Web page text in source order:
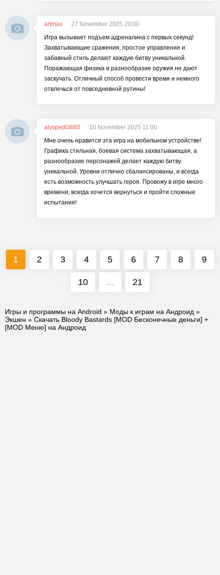
artmax
27 November 2025 20:00
Игра вызывает подъем адреналина с первых секунд!
Захватывающие сражения, простое управление и
забавный стиль делают каждую битву уникальной.
Поражающая физика и разнообразие оружия не дают
заскучать. Отличный способ провести время и немного
отвлечься от повседневной рутины!
alyspedt3665
10 November 2025 11:00
Мне очень нравится эта игра на мобильном устройстве!
Графика стильная, боевая система захватывающая, а
разнообразие персонажей делает каждую битву
уникальной. Уровни отлично сбалансированы, и всегда
есть возможность улучшать героя. Провожу в игре много
времени, всегда хочется вернуться и пройти сложные
испытания!
1 2 3 4 5 6 7 8 9
10 ... 21
Игры и программы на Android » Моды к играм на Андроид »
Экшен » Скачать Bloody Bastards [MOD Бесконечные деньги] +
[MOD Меню] на Андроид